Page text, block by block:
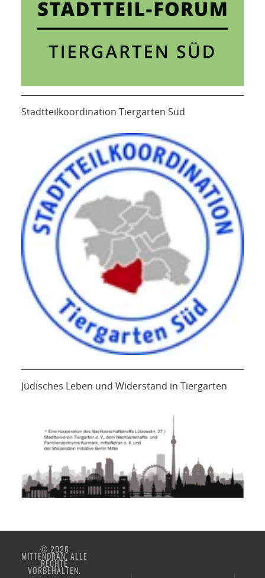
Stadtteilkoordination Tiergarten Süd
Jüdisches Leben und Widerstand in Tiergarten
© 2026
MITTENDRAN. ALLE
RECHTE
VORBEHALTEN.